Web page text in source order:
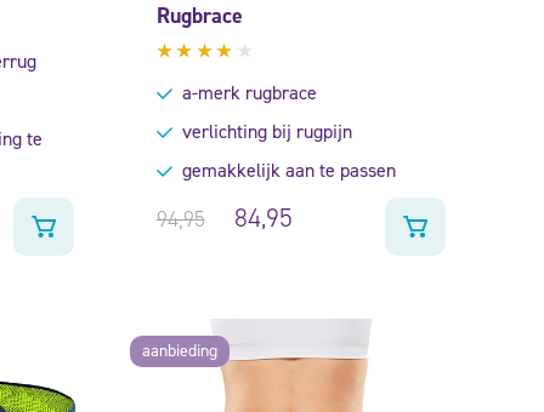
te
Rugbrace
4.00a-merk rugbrace
verlichting bij rugpijn
gemakkelijk aan te passen
94,95 84,95
aanbieding